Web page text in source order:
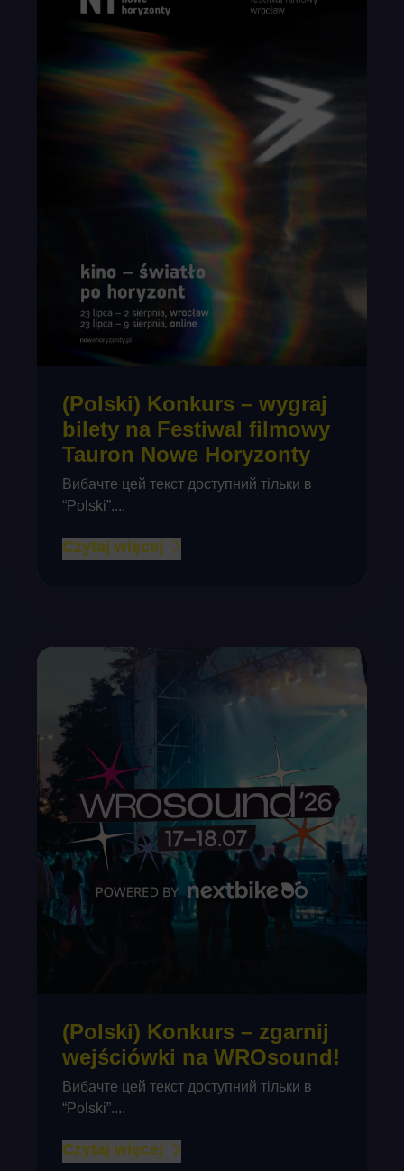
(Polski) Konkurs – wygraj
bilety na Festiwal filmowy
Tauron Nowe Horyzonty
Вибачте цей текст доступний тільки в
“Polski”....
Czytaj więcej
(Polski) Konkurs – zgarnij
wejściówki na WROsound!
Вибачте цей текст доступний тільки в
“Polski”....
Czytaj więcej